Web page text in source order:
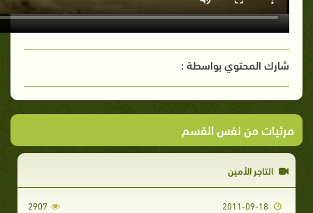
شارك المحتوي بواسطة :
مرئيات من نفس القسم
التاجر الأمين
2907